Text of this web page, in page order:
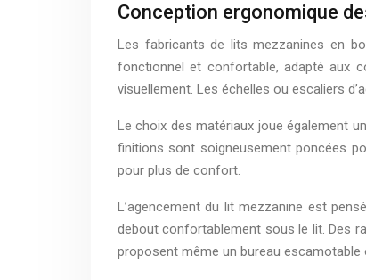
Conception ergonomique
Les fabricants de lits mezzanines en
fonctionnel et confortable, adapté aux
visuellement. Les échelles ou escaliers
Le choix des matériaux joue également
finitions sont soigneusement poncées
pour plus de confort.
L’agencement du lit mezzanine est
debout confortablement sous le lit. Des
proposent même un bureau